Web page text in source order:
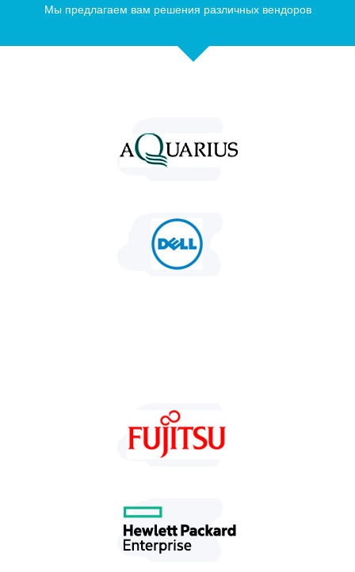
Мы предлагаем вам решения различных вендоров